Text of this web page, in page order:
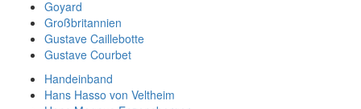
Goyard
Großbritannien
Gustave Caillebotte
Gustave Courbet
Handeinband
Hans Hasso von Veltheim